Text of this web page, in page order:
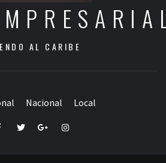
AL CARIBE
Nacional Local
TwitterGoogle+Instagram